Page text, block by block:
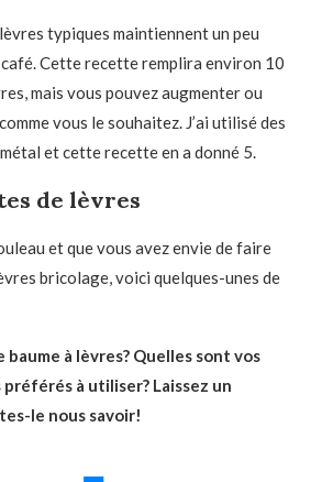
typiques maintiennent un peu
Cette recette remplira environ 10
mais vous pouvez augmenter ou
vous le souhaitez. J’ai utilisé des
et cette recette en a donné 5.
de lèvres
et que vous avez envie de faire
bricolage, voici quelques-unes de
baume à lèvres? Quelles sont vos
à utiliser? Laissez un
le nous savoir!